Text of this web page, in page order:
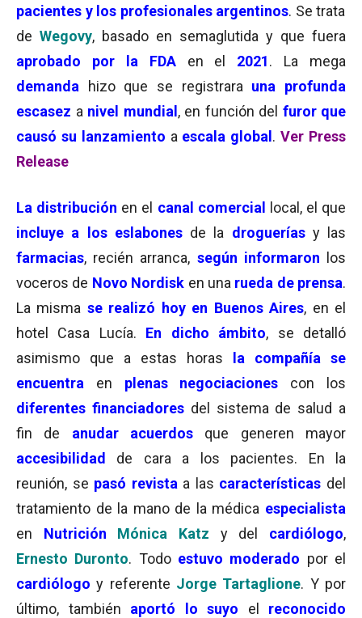
pacientes y los profesionales argentinos. Se trata
de Wegovy, basado en semaglutida y que fuera
aprobado por la FDA en el 2021. La mega
demanda
hizo que se registrara una profunda
escasez a nivel mundial , en función del furor que
causó su lanzamiento a escala global .Ver Press
Release
La distribución en el canal comercial
local, el que
incluye a los eslabonesde la droguerías y las
farmacias, recién arranca, según informaron los
voceros de Novo Nordisk en una rueda de prensa.
La misma se realizó hoy en Buenos Aires, en el
hotel Casa Lucía. En dicho ámbito, se detalló
asimismo que a estas horas la compañía se
encuentra en plenas negociaciones con los
diferentes financiadoresdel sistema de salud a
fin de anudar acuerdos
que generen mayor
accesibilidad
de cara a los pacientes. En la
reunión, se pasó revista a las características del
tratamiento de la mano de la médica especialista
en Nutrición Mónica Katz y del cardiólogo,
Ernesto Duronto. Todo estuvo moderado por el
cardiólogo y referente Jorge Tartaglione. Y por
último, también aportó lo suyo el reconocido